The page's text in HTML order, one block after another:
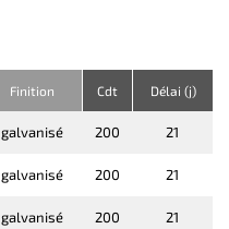
Finition Cdt Délai (j)
galvanisé 200 21
galvanisé 200 21
galvanisé 200 21